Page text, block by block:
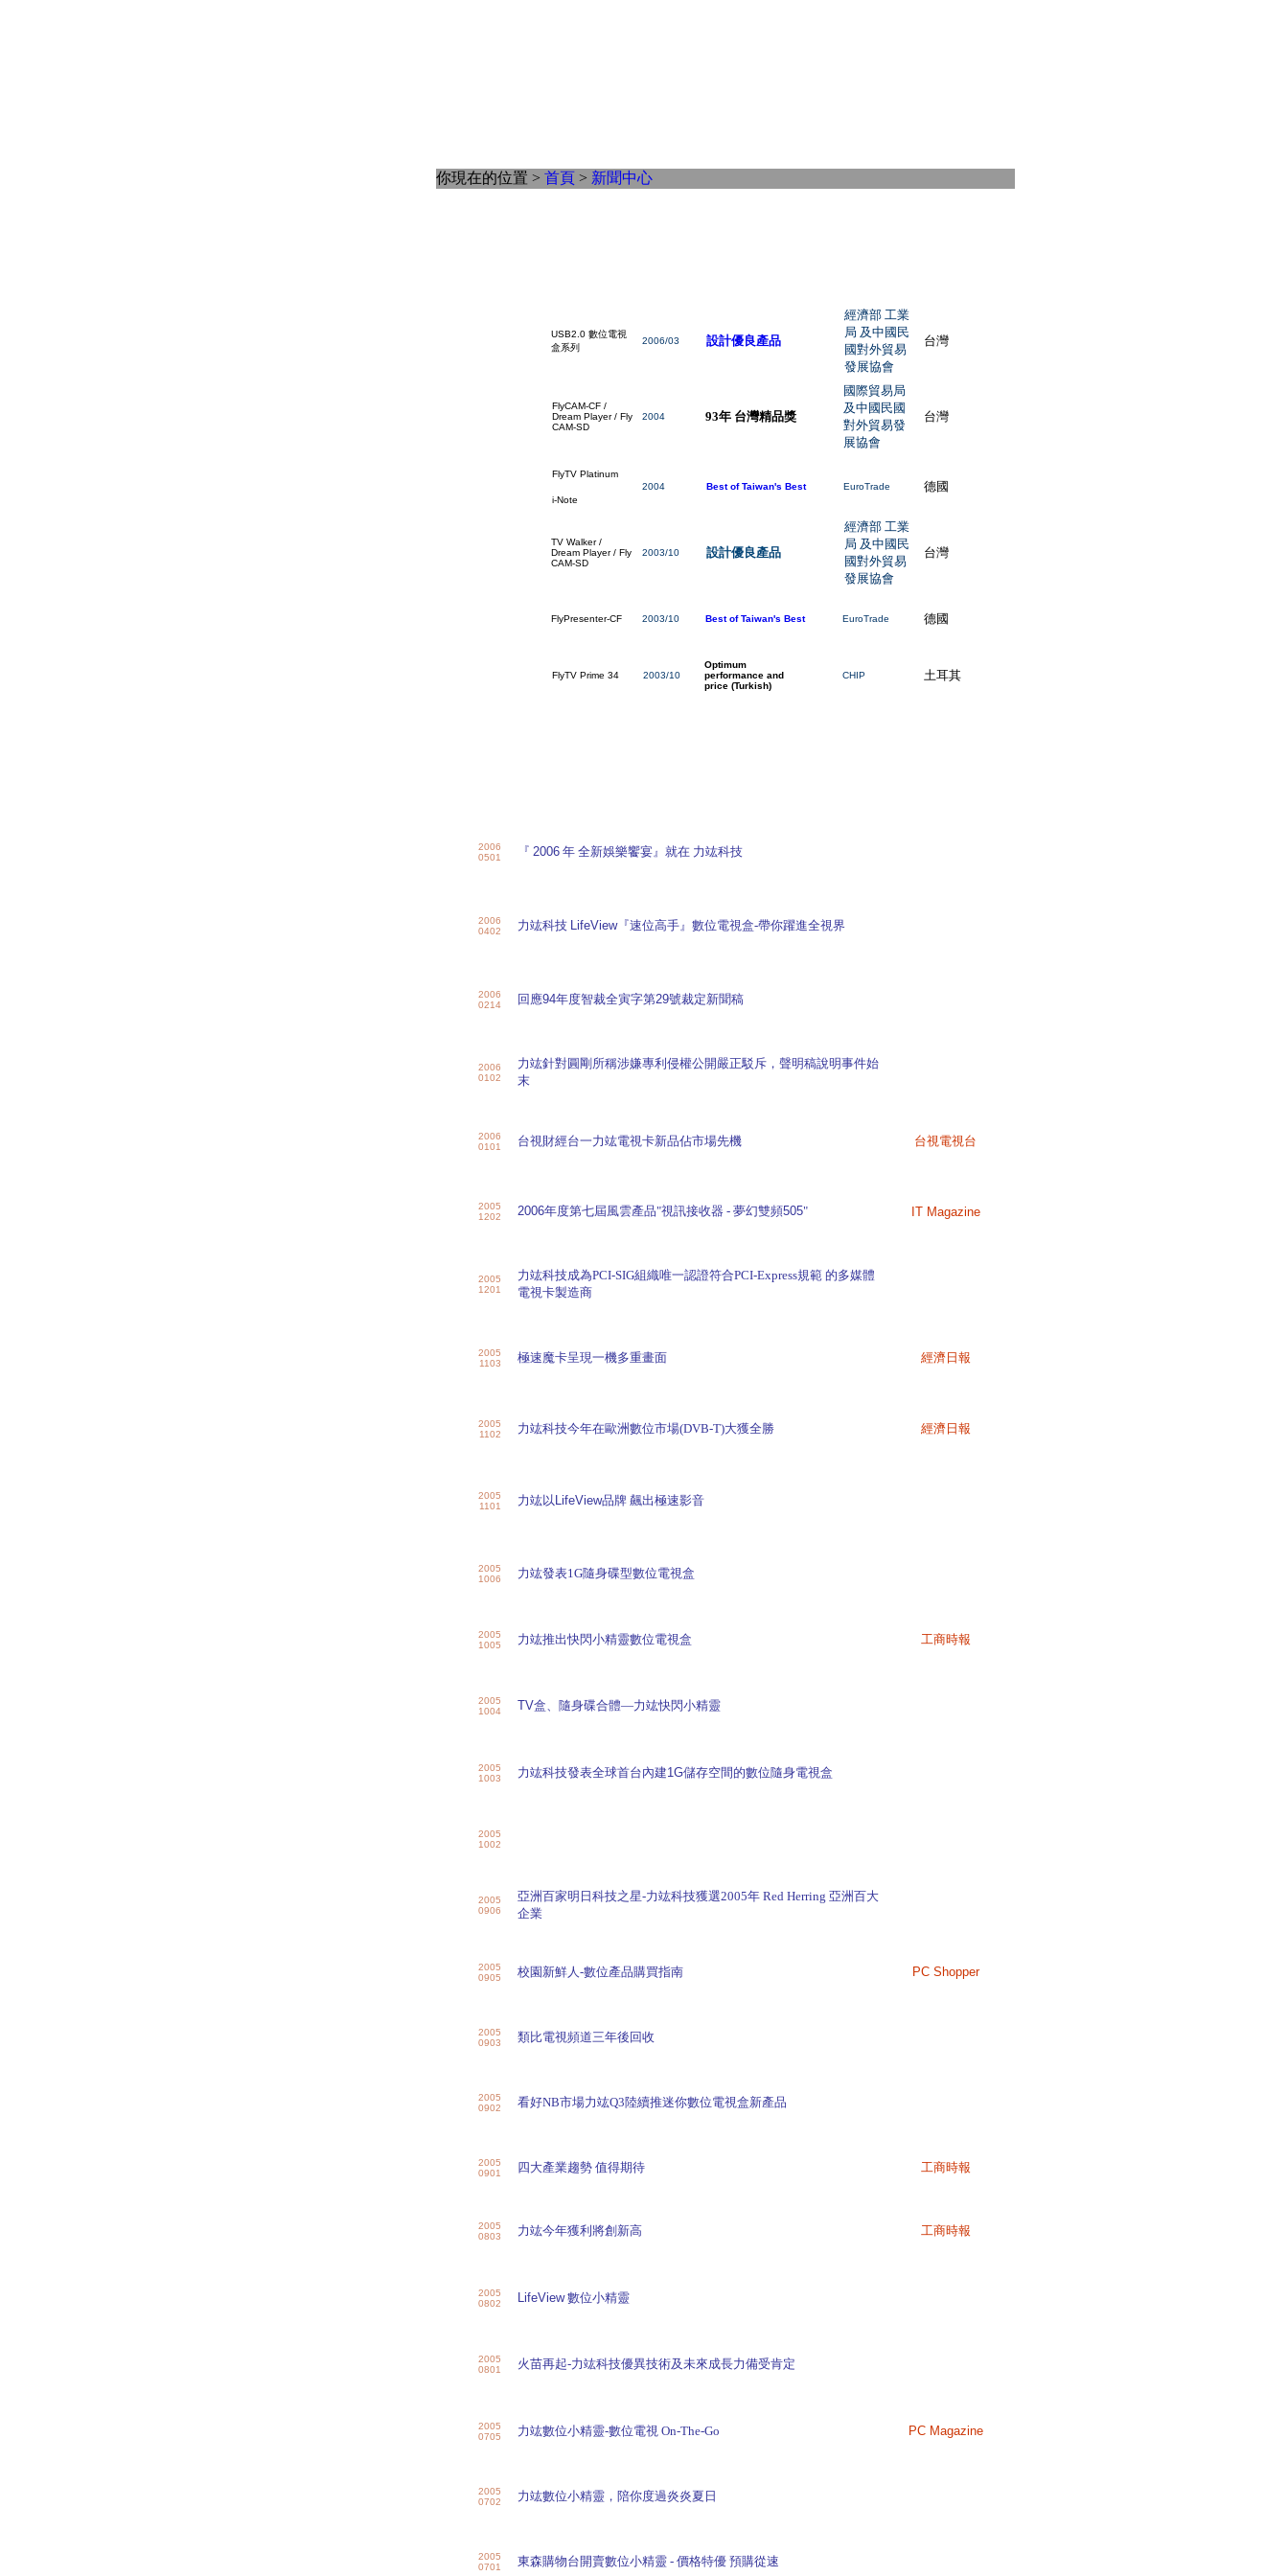
你現在的位置 > 首頁 > 新聞中心
USB2.0數位電視
盒系列
2006/03 設計優良產品
經濟部 工業
局 及中國民
國對外貿易
發展協會
台灣
FlyCAM-CF /
Dream Player / Fly
CAM-SD
2004 93年 台灣精品獎
國際貿易局
及中國民國
對外貿易發
展協會
台灣
FlyTV Platinum
i-Note
2004 Best of Taiwan's Best EuroTrade 德國
TV Walker /
Dream Player / Fly
CAM-SD
2003/10 設計優良產品
經濟部 工業
局 及中國民
國對外貿易
發展協會
台灣
FlyPresenter-CF 2003/10 Best of Taiwan's Best EuroTrade 德國
FlyTV Prime 34 2003/10
Optimum
performance and
price (Turkish)
CHIP 土耳其
2006
0501
『 2006年 全新娛樂饗宴』就在 力竑科技
2006
0402
力竑科技 LifeView『速位高手』數位電視盒-帶你躍進全視界
2006
0214
回應94年度智裁全寅字第29號裁定新聞稿
2006
0102
力竑針對圓剛所稱涉嫌專利侵權公開嚴正駁斥，聲明稿說明事件始
末
2006
0101
台視財經台一力竑電視卡新品佔市場先機 台視電視台
2005
1202
2006年度第七屆風雲產品"視訊接收器 - 夢幻雙頻505" IT Magazine
2005
1201
力竑科技成為PCI-SIG組織唯一認證符合PCI-Express規範 的多媒體
電視卡製造商
2005
1103
極速魔卡呈現一機多重畫面 經濟日報
2005
1102
力竑科技今年在歐洲數位市場(DVB-T)大獲全勝 經濟日報
2005
1101
力竑以 LifeView品牌 飆出極速影音
2005
1006
力竑發表1G隨身碟型數位電視盒
2005
1005
力竑推出快閃小精靈數位電視盒 工商時報
2005
1004
TV盒、隨身碟合體—力竑快閃小精靈
2005
1003
力竑科技發表全球首台內建1G儲存空間的數位隨身電視盒
2005
1002
2005
0906
亞洲百家明日科技之星-力竑科技獲選2005年 Red Herring 亞洲百大
企業
2005
0905
校園新鮮人-數位產品購買指南 PC Shopper
2005
0903
類比電視頻道三年後回收
2005
0902
看好NB市場力竑Q3陸續推迷你數位電視盒新產品
2005
0901
四大產業趨勢 值得期待 工商時報
2005
0803
力竑今年獲利將創新高 工商時報
2005
0802
LifeView 數位小精靈
2005
0801
火苗再起-力竑科技優異技術及未來成長力備受肯定
2005
0705
力竑數位小精靈-數位電視 On-The-Go PC Magazine
2005
0702
力竑數位小精靈，陪你度過炎炎夏日
2005
0701
東森購物台開賣數位小精靈 - 價格特優 預購從速